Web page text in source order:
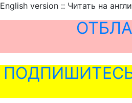
English version :: Читать на